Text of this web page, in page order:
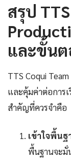
สรุป
และขั้น
TTS Coqui
และคุ้มค่าต่อการ
สำคัญที่ควรจำคือ
เข้าใจพื้น
พื้นฐานจะมั่